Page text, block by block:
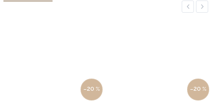
Previous
–20 % –20 %
Next